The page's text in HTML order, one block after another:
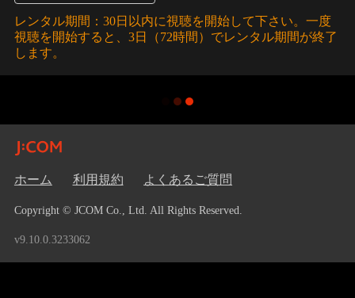
レンタル期間：30日以内に視聴を開始して下さい。一度
視聴を開始すると、3日（72時間）でレンタル期間が終了
します。
ホーム 利用規約 よくあるご質問
Copyright © JCOM Co., Ltd. All Rights Reserved.
v9.10.0.3233062